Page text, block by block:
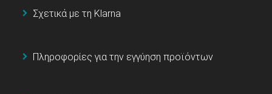
Σχετικά με τη Klarna
Πληροφορίες για την εγγύηση προϊόντων